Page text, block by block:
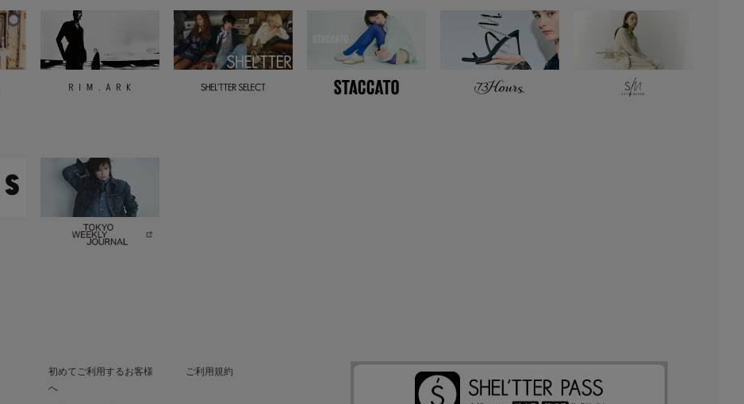
初めてご利用するお客様
へ
ご利用規約